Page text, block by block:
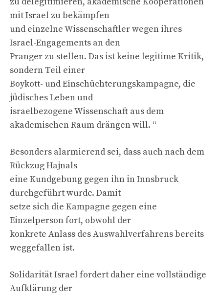
mit Israel zu bekämpfen
und einzelne Wissenschaftler wegen ihres
Israel-Engagements an den
Pranger zu stellen. Das ist keine legitime Kritik,
sondern Teil einer
Boykott- und Einschüchterungskampagne, die
jüdisches Leben und
israelbezogene Wissenschaft aus dem
akademischen Raum drängen will. “
Besonders alarmierend sei, dass auch nach dem
Rückzug Hajnals
eine Kundgebung gegen ihn in Innsbruck
durchgeführt wurde. Damit
setze sich die Kampagne gegen eine
Einzelperson fort, obwohl der
konkrete Anlass des Auswahlverfahrens bereits
weggefallen ist.
Solidarität Israel fordert daher eine vollständige
Aufklärung der